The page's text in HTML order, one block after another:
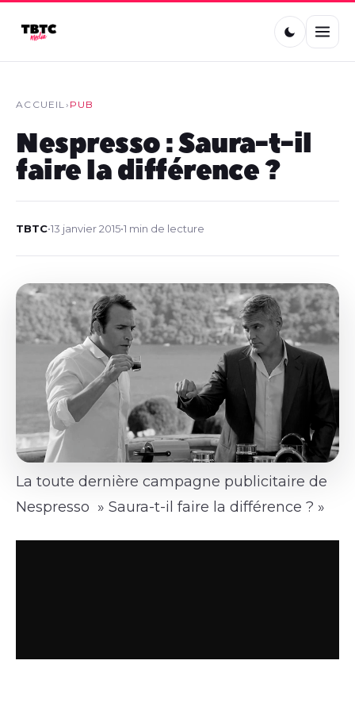
ACCUEIL› PUB
Nespresso : Saura-t-il
faire la différence ?
TBTC•13 janvier 2015•1 min de lecture
La toute dernière campagne publicitaire de
Nespresso » Saura-t-il faire la différence ? »